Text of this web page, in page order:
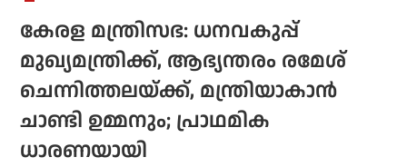
കേരള മന്ത്രിസഭ: ധനവകുപ്പ്
മുഖ്യമന്ത്രിക്ക്, ആഭ്യന്തരം രമേശ്
ചെന്നിത്തലയ്ക്ക്, മന്ത്രിയാകാൻ
ചാണ്ടി ഉമ്മനും; പ്രാഥമിക
ധാരണയായി